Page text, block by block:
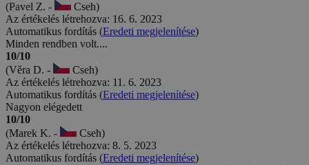
(Pavel Z. -
Cseh)
Az értékelés létrehozva: 16. 6. 2023
Automatikus fordítás (Eredeti megjelenítése)
Minden rendben volt....
10/10
(Věra D. -
Cseh)
Az értékelés létrehozva: 11. 6. 2023
Automatikus fordítás (Eredeti megjelenítése)
Nagyon elégedett
10/10
(Marek K. -
Cseh)
Az értékelés létrehozva: 8. 5. 2023
Automatikus fordítás (Eredeti megjelenítése)